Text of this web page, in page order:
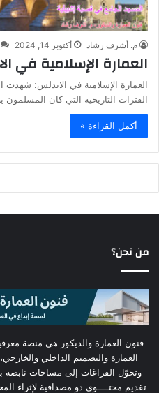
م. أشرف رشاد أكتوبر 14, 2024
العمارة الإسلامية في
العمارة الإسلامية في الاندلس: شهدت
الفترات التاريخية التي كان المسلمون
أكمل القراءة »
من نحن؟
فنون العمارة والديكور هي منصة
العمارة والتصميم الداخلي
تقديم محتــــوى ذو مصداقية لإثراء